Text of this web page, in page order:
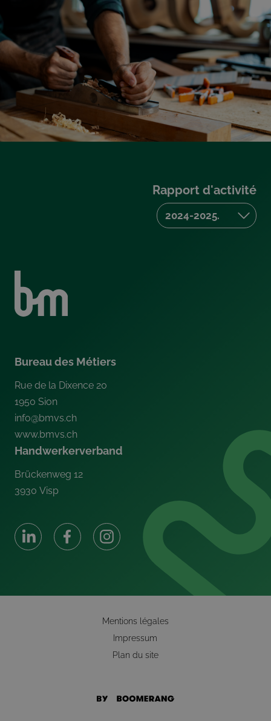
Bureau des Métiers
Rue de la Dixence 20
1950 Sion
info@bmvs.ch
www.bmvs.ch
Handwerkerverband
Brückenweg 12
3930 Visp
Rapport d'activité
Mentions légales
Impressum
Plan du site